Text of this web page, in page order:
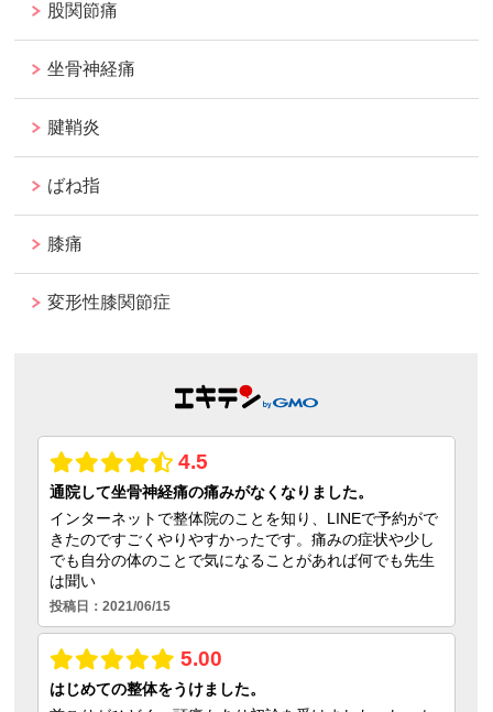
股関節痛
坐骨神経痛
腱鞘炎
ばね指
膝痛
変形性膝関節症